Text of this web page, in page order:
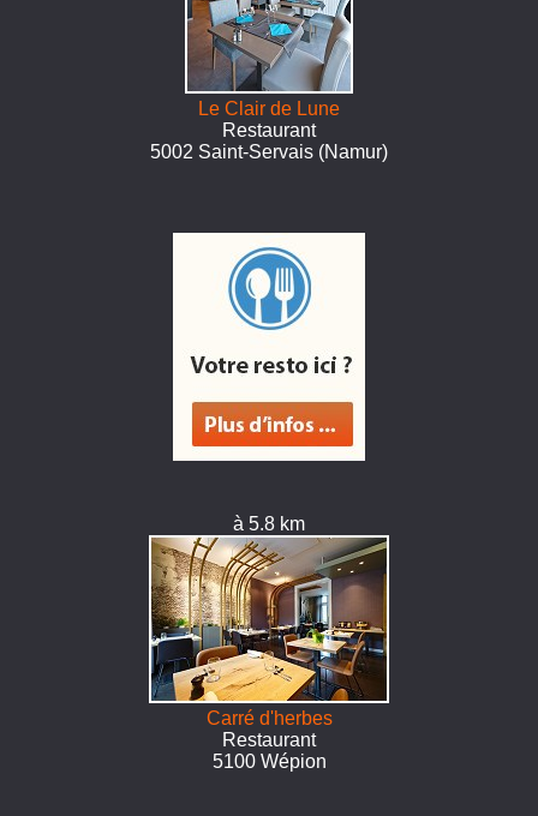
Le Clair de Lune
Restaurant
5002 Saint-Servais (Namur)
à 5.8 km
Carré d'herbes
Restaurant
5100 Wépion